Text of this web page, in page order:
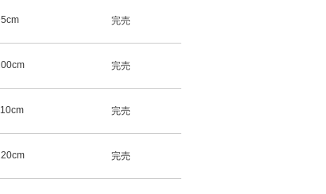
完売
完売
完売
完売